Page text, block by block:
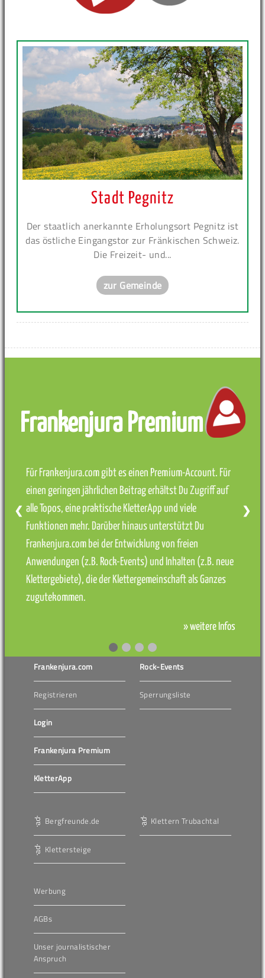
Stadt Pegnitz
Der staatlich anerkannte Erholungsort Pegnitz ist
das östliche Eingangstor zur Fränkischen Schweiz.
Die Freizeit- und...
zur Gemeinde
Frankenjura Premium
Für Frankenjura.com gibt es einen Premium-Account. Für
einen geringen jährlichen Beitrag erhältst Du Zugriff auf
alle Topos, eine praktische KletterApp und viele
Funktionen mehr. Darüber hinaus unterstützt Du
Frankenjura.com bei der Entwicklung von freien
Anwendungen (z.B. Rock-Events) und Inhalten (z.B. neue
Klettergebiete), die der Klettergemeinschaft als Ganzes
zugutekommen.
» weitere Infos
❮ ❯
Frankenjura.com
Registrieren
Login
Frankenjura Premium
KletterApp
Rock-Events
Sperrungsliste
Bergfreunde.de
Klettersteige
Klettern Trubachtal
Werbung
AGBs
Unser journalistischer
Anspruch